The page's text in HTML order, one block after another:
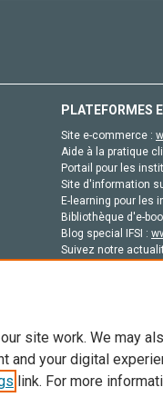
PLATEFORMES
Site e-commerce :
Aide à la pratique
Portail pour les
Site d'information
E-learning pour les
Bibliothèque d'e-
Blog special IFSI :
Suivez notre
Elsevier, ses concédants
similaires. Pour
site work. We may
and your digital
link. For more